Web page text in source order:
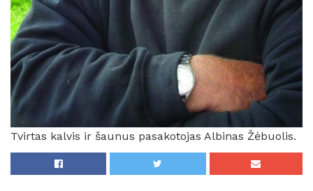
Tvirtas kalvis ir šaunus pasakotojas Albinas Žėbuolis.